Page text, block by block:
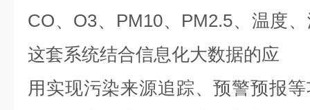
CO、O3、PM10、 PM2.5、温度
这套系统结合信息化大数据的应
用 实现污染来源追踪、预警预报